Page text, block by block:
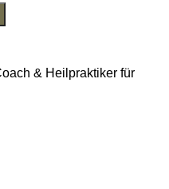
& Heilpraktiker für